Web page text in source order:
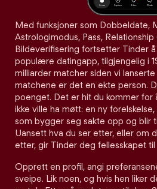
Med funksjoner som Dobbeldate,
Astrologimodus, Pass, Relationship
Bildeverifisering fortsetter Tinder
populære datingapp, tilgjengelig i
milliarder matcher siden vi lanserte
matchene er det en ekte person.
poenget. Det er hit du kommer for
ikke ville ha møtt: en ny
som bygger seg sakte opp og blir
Uansett hva du ser etter, eller om
etter, gir Tinder deg fellesskapet
Opprett en profil, angi
sveipe. Lik noen, og hvis hen liker